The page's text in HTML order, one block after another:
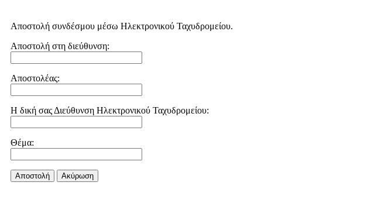
Αποστολή συνδέσμου μέσω Ηλεκτρονικού Ταχυδρομείου.
Αποστολή στη διεύθυνση:
Αποστολέας:
Η δική σας Διεύθυνση Ηλεκτρονικού Ταχυδρομείου:
Θέμα:
Αποστολή Aκύρωση